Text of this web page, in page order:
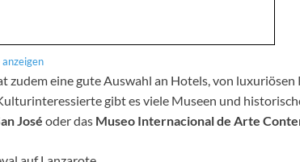
zudem eine gute Auswahl an Hotels, von
gibt es viele Museen und
José oder das Museo Internacional de Arte